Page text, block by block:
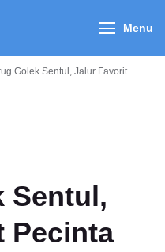
Menu
Golek Sentul, Jalur Favorit
Sentul,
Pecinta